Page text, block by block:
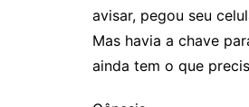
avisar, pegou seu
Mas havia a chave
ainda tem o que